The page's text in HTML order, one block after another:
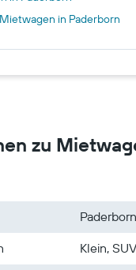
in Paderborn
zu
Paderborn
Klein,